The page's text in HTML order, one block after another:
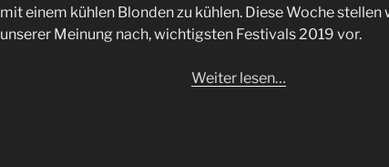
mit einem kühlen Blonden zu kühlen. Diese Woche stellen
unserer Meinung nach, wichtigsten Festivals 2019 vor.
Weiter lesen…